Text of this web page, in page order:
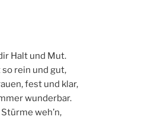
Halt und Mut.
so rein und gut,
fest und klar,
wunderbar.
weh’n,